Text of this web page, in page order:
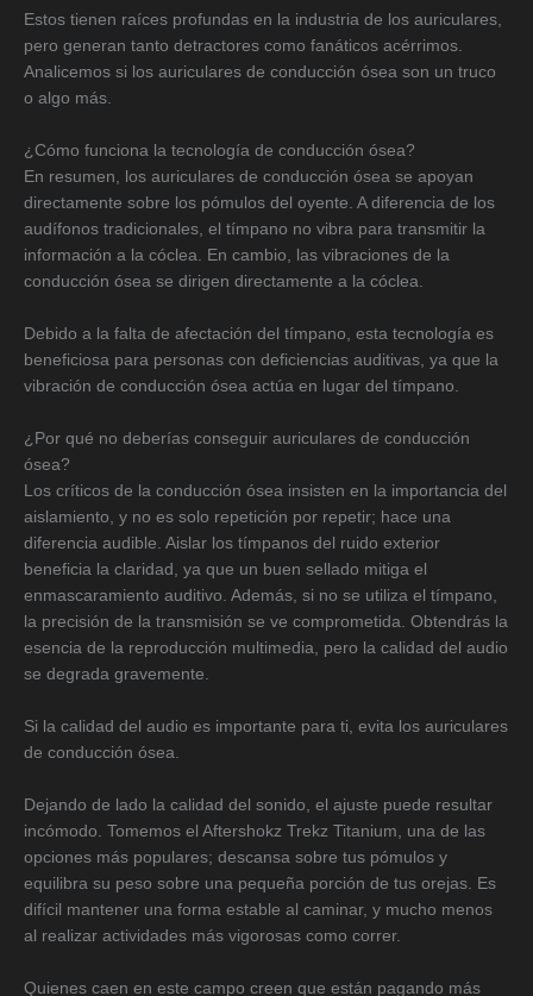
Estos tienen raíces profundas en la industria de los auriculares,
pero generan tanto detractores como fanáticos acérrimos.
Analicemos si los auriculares de conducción ósea son un truco
o algo más.
¿Cómo funciona la tecnología de conducción ósea?
En resumen, los auriculares de conducción ósea se apoyan
directamente sobre los pómulos del oyente. A diferencia de los
audífonos tradicionales, el tímpano no vibra para transmitir la
información a la cóclea. En cambio, las vibraciones de la
conducción ósea se dirigen directamente a la cóclea.
Debido a la falta de afectación del tímpano, esta tecnología es
beneficiosa para personas con deficiencias auditivas, ya que la
vibración de conducción ósea actúa en lugar del tímpano.
¿Por qué no deberías conseguir auriculares de conducción
ósea?
Los críticos de la conducción ósea insisten en la importancia del
aislamiento, y no es solo repetición por repetir; hace una
diferencia audible. Aislar los tímpanos del ruido exterior
beneficia la claridad, ya que un buen sellado mitiga el
enmascaramiento auditivo. Además, si no se utiliza el tímpano,
la precisión de la transmisión se ve comprometida. Obtendrás la
esencia de la reproducción multimedia, pero la calidad del audio
se degrada gravemente.
Si la calidad del audio es importante para ti, evita los auriculares
de conducción ósea.
Dejando de lado la calidad del sonido, el ajuste puede resultar
incómodo. Tomemos el Aftershokz Trekz Titanium, una de las
opciones más populares; descansa sobre tus pómulos y
equilibra su peso sobre una pequeña porción de tus orejas. Es
difícil mantener una forma estable al caminar, y mucho menos
al realizar actividades más vigorosas como correr.
Quienes caen en este campo creen que están pagando más